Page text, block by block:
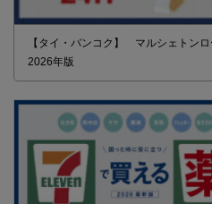
【タイ・バンコク】 マルシェトン
2026年版